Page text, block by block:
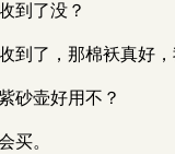
到了没？
到了，那棉袄真好
砂壶好用不？
买。